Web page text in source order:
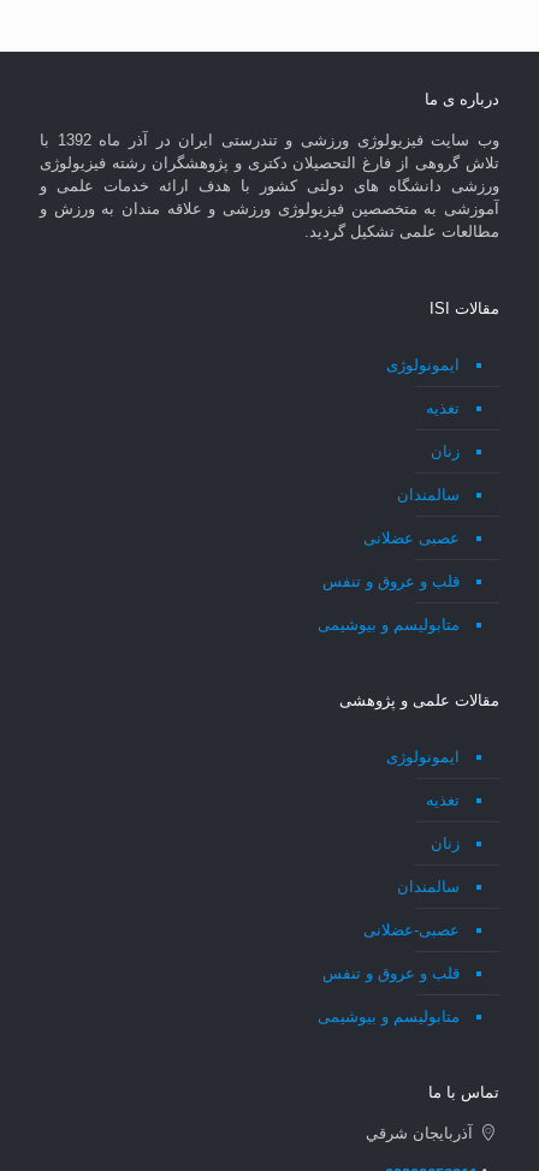
درباره ی ما
وب سایت فیزیولوژی ورزشی و تندرستی ایران در آذر ماه 1392 با
تلاش گروهی از فارغ التحصیلان دکتری و پژوهشگران رشته فیزیولوژی
ورزشی دانشگاه های دولتی کشور با هدف ارائه خدمات علمی و
آموزشی به متخصصین فیزیولوژی ورزشی و علاقه مندان به ورزش و
مطالعات علمی تشکیل گردید.
مقالات ISI
ایمونولوژی
تغذیه
زنان
سالمندان
عصبی عضلانی
قلب و عروق و تنفس
متابولیسم و بیوشیمی
مقالات علمی و پژوهشی
ایمونولوژی
تغذیه
زنان
سالمندان
عصبی-عضلانی
قلب و عروق و تنفس
متابولیسم و بیوشیمی
تماس با ما
آذربايجان شرقي